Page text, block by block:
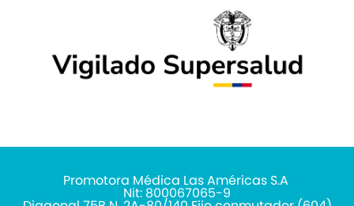
Promotora Médica Las Américas S.A
Nit: 800067065-9